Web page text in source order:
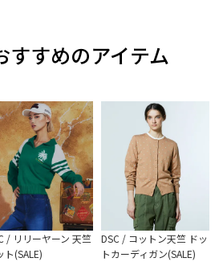
すすめのアイテム
/ リリーヤーン 天竺
ト(SALE)
DSC / コットン天竺 ドッ
トカーディガン(SALE)